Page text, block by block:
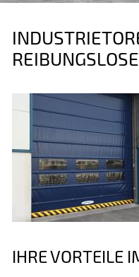
Kontakt
IHRE VORTEILE